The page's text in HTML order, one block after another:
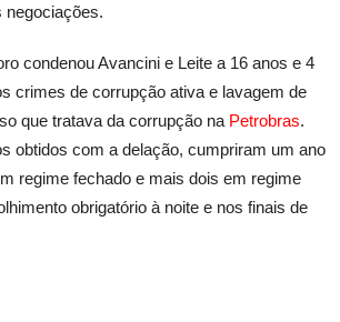
negociações.
condenou Avancini e Leite a 16 anos e 4
crimes de corrupção ativa e lavagem de
que tratava da corrupção na Petrobras.
obtidos com a delação, cumpriram um ano
regime fechado e mais dois em regime
obrigatório à noite e nos finais de